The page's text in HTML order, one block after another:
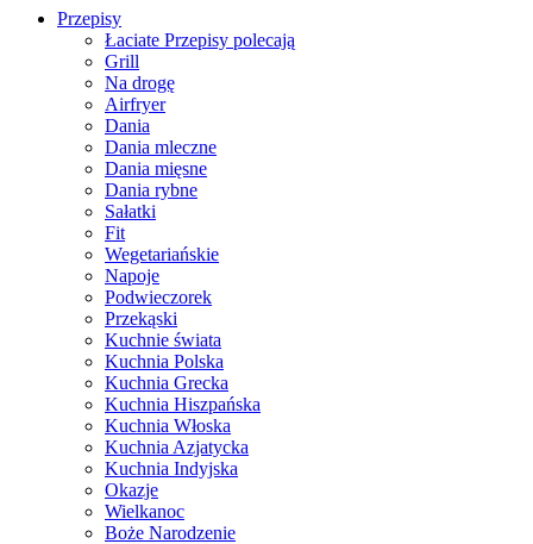
Przepisy
Łaciate Przepisy polecają
Grill
Na drogę
Airfryer
Dania
Dania mleczne
Dania mięsne
Dania rybne
Sałatki
Fit
Wegetariańskie
Napoje
Podwieczorek
Przekąski
Kuchnie świata
Kuchnia Polska
Kuchnia Grecka
Kuchnia Hiszpańska
Kuchnia Włoska
Kuchnia Azjatycka
Kuchnia Indyjska
Okazje
Wielkanoc
Boże Narodzenie